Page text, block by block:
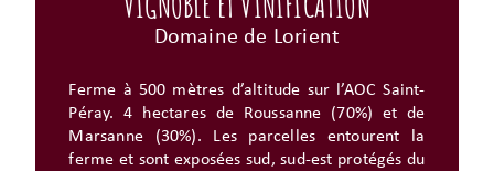
Domaine de Lorient
Ferme à 500 mètres d’altitude sur l’AOC Saint-
Péray. 4 hectares de Roussanne (70%) et de
Marsanne (30%). Les parcelles entourent la
ferme et sont exposées sud, sud-est protégés du